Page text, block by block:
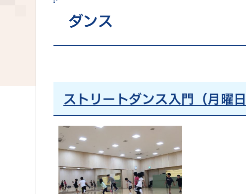
ダンス
ストリートダンス入門（月曜